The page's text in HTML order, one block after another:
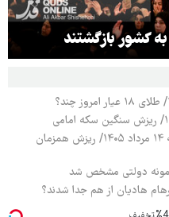
قیمت محصولات ایران خودرو چهارشنبه ۱۴ مرداد ۱۴۰۵/ ریزش همزمان
نمونه دولتی مشخص شد
هادیان از هم جدا شدند؟